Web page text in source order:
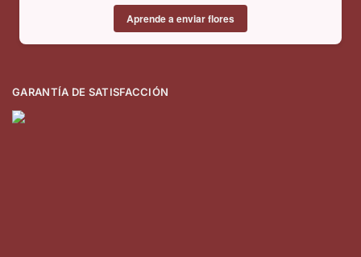
Aprende a enviar flores
GARANTÍA DE SATISFACCIÓN